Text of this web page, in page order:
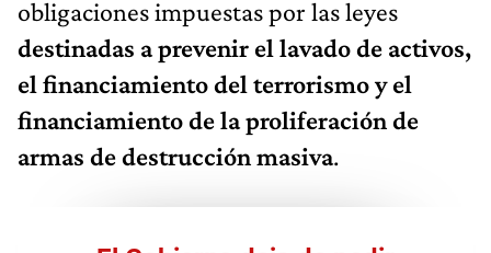
obligaciones impuestas por las leyes
destinadas a prevenir el lavado de activos,
el financiamiento del terrorismo y el
financiamiento de la proliferación de
armas de destrucción masiva.